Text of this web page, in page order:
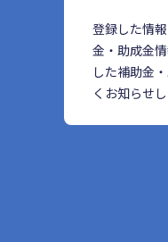
登録した情
金・助成金
した補助金
くお知らせし